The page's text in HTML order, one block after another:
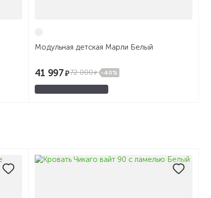
Модульная детская Марли Белый
41 997 72 000 -40%